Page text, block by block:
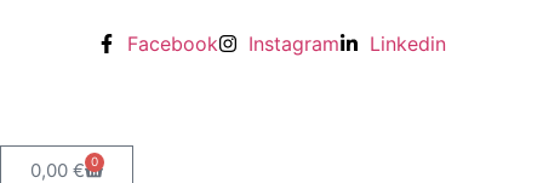
Facebook Instagram Linkedin
0,00 € 0